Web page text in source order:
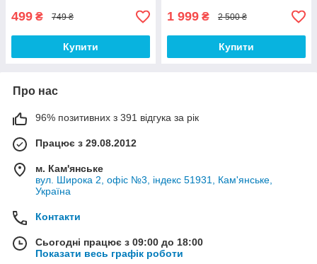
499 ₴ 749 ₴
Купити
1 999 ₴ 2 500 ₴
Купити
Про нас
96% позитивних з 391 відгука за рік
Працює з 29.08.2012
м. Кам'янське
вул. Широка 2, офіс №3, індекс 51931, Кам'янське,
Україна
Контакти
Сьогодні працює з 09:00 до 18:00
Показати весь графік роботи